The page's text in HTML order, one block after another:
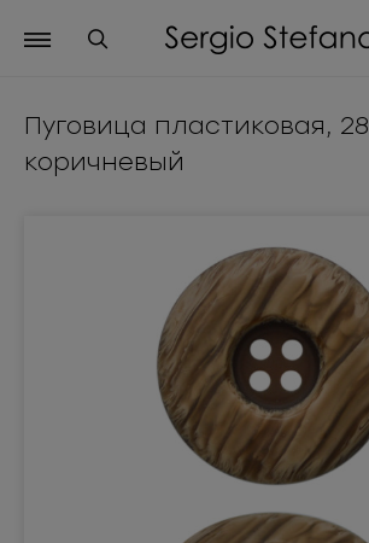
Пуговица пластиковая,
коричневый